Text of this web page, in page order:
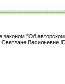
законом "Об
Васильевне